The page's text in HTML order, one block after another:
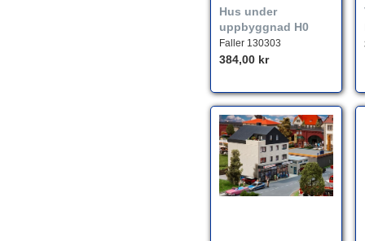
Hus under
uppbyggnad H0
Faller 130303
384,00 kr